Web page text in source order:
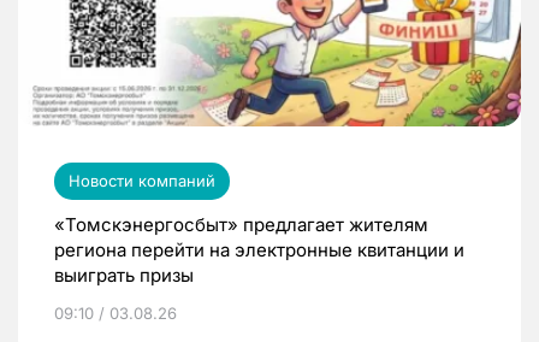
Новости компаний
«Томскэнергосбыт» предлагает жителям
региона перейти на электронные квитанции и
выиграть призы
09:10 / 03.08.26